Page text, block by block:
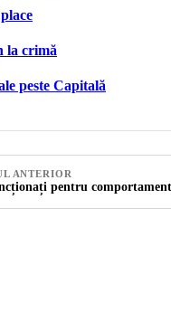
la crimă
peste Capitală
ANTERIOR
pentru